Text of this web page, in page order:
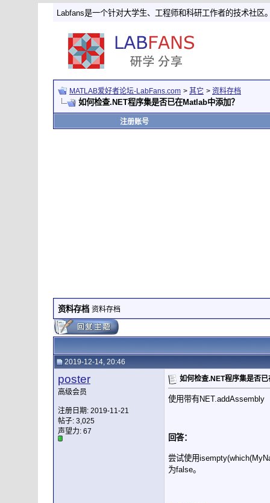
Labfans是一个针对大学生、工程师和科研工作者的技术社区
MATLAB爱好者论坛-LabFans.com > 其它 > 资料存档
如何检查.NET程序集是否已在Matlab中添加？
注册账号
资料存档 资料存档
2019-12-14, 20:46
poster
高级会员
注册日期: 2019-11-21
帖子: 3,025
声望力: 67
如何检查.NET程序集是否
使用带有NET.addAssembly
回答：
尝试使用
为false。